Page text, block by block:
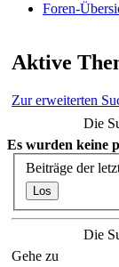
Foren-
Aktive
Zur erweiterten
Die
Es wurden keine
Beiträge der
Die
Gehe zu